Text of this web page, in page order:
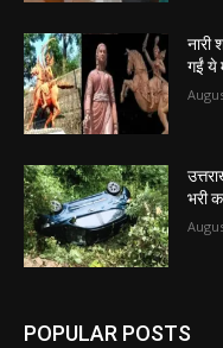
नारी
गईं ये
भरी
POPULAR POSTS